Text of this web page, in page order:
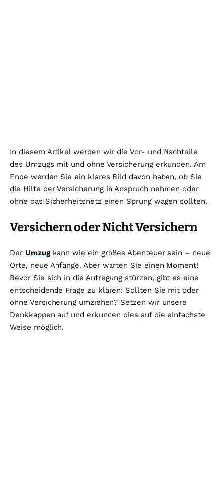
In diesem Artikel werden wir die Vor- und Nachteile
des Umzugs mit und ohne Versicherung erkunden. Am
Ende werden Sie ein klares Bild davon haben, ob Sie
die Hilfe der Versicherung in Anspruch nehmen oder
ohne das Sicherheitsnetz einen Sprung wagen sollten.
Versichern oder Nicht Versichern
Der Umzugkann wie ein großes Abenteuer sein – neue
Orte, neue Anfänge. Aber warten Sie einen Moment!
Bevor Sie sich in die Aufregung stürzen, gibt es eine
entscheidende Frage zu klären: Sollten Sie mit oder
ohne Versicherung umziehen? Setzen wir unsere
Denkkappen auf und erkunden dies auf die einfachste
Weise möglich.